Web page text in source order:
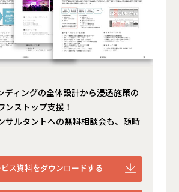
ディングの全体設計から浸透施策の
ンストップ支援！
サルタントへの無料相談会も、随時
ビス資料をダウンロードする